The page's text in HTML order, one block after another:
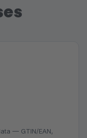
— GTIN/EAN,